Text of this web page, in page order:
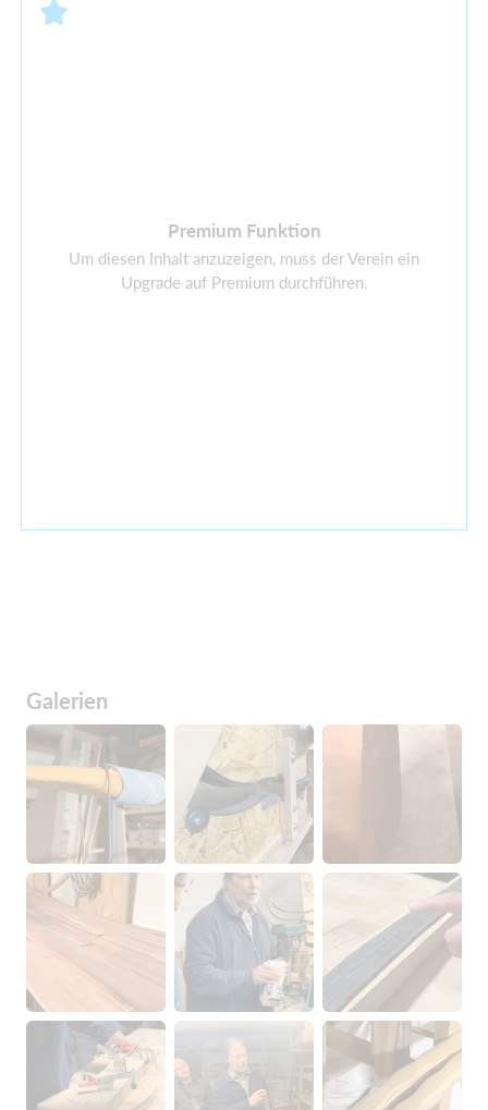
Premium Funktion
Um diesen Inhalt anzuzeigen, muss der Verein ein
Upgrade auf Premium durchführen.
Galerien